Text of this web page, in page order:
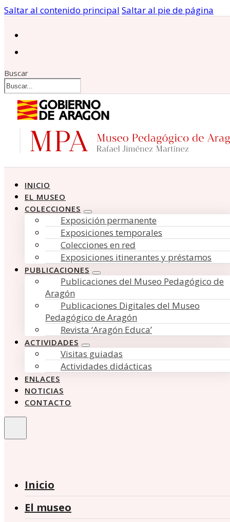
Saltar al contenido principal Saltar al pie de página
Buscar
INICIO
EL MUSEO
COLECCIONES
Exposición permanente
Exposiciones temporales
Colecciones en red
Exposiciones itinerantes y préstamos
PUBLICACIONES
Publicaciones del Museo Pedagógico de
Aragón
Publicaciones Digitales del Museo
Pedagógico de Aragón
Revista ‘Aragón Educa’
ACTIVIDADES
Visitas guiadas
Actividades didácticas
ENLACES
NOTICIAS
CONTACTO
Inicio
El museo